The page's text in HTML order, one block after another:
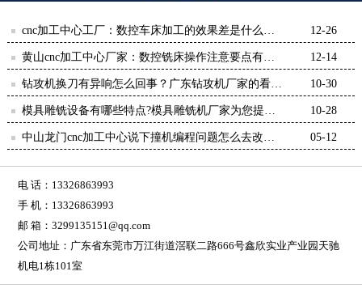
cnc加工中心工厂：数控车床加工的效果差是什么原
因？-【鸿天驰】
12-26
黄山cnc加工中心厂家：数控铣床操作注意要点有哪
些-【鸿天驰】
12-14
钻攻机换刀有异响怎么回事？广东钻攻机厂家的看
法-鸿天驰
10-30
模具雕铣设备有哪些特点?模具雕铣机厂家为您提供-
[鸿天驰]
10-28
中山龙门cnc加工中心说下撞机编程问题怎么去改善-
05-12
电 话：13326863993
手 机：13326863993
邮 箱：3299135151@qq.com
公司地址：广东省东莞市万江街道滘联二路666号鑫欣实业产业园天驰
机电1栋101室